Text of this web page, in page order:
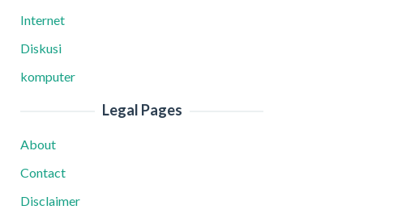
Internet
Diskusi
komputer
Legal Pages
About
Contact
Disclaimer